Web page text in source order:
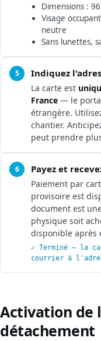
Dimensions :
Visage
neutre
Sans lunettes,
5 Indiquez
La carte est
France — le
étrangère.
chantier.
peut prendre
6 Payez et
Paiement par
provisoire est
document est
physique soit
disponible après
✓ Terminé — la
courrier à
Activation de
détachement